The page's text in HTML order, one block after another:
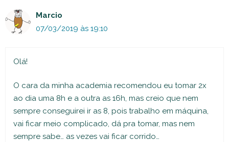
Marcio
07/03/2019 às 19:10
Olá!
O cara da minha academia recomendou eu tomar 2x
ao dia uma 8h e a outra as 16h, mas creio que nem
sempre conseguirei ir as 8, pois trabalho em máquina,
vai ficar meio complicado, dá pra tomar, mas nem
sempre sabe… as vezes vai ficar corrido…